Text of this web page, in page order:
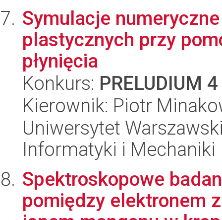
Symulacje
plastycznych przy
płynięcia
Konkurs: PRELUDIUM 4
Kierownik: Piotr
Uniwersytet
Informatyki i Mechaniki
Spektroskopowe
pomiędzy elektronem